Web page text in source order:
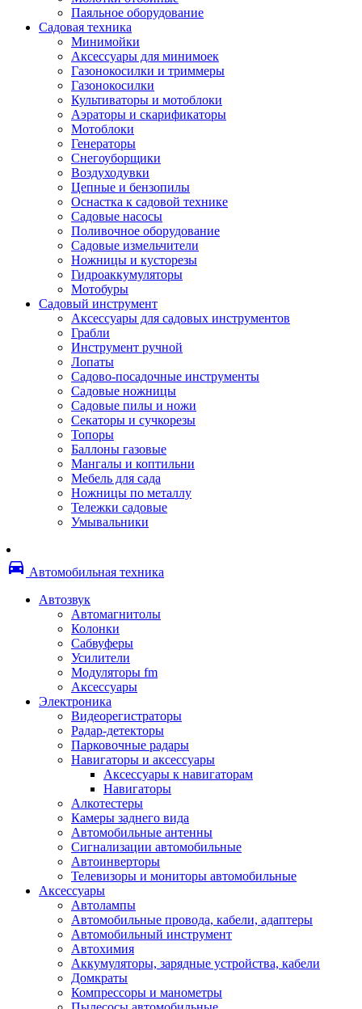
Компрессоры и манометры
Разветвители и адаптеры прикуривателя
Термохолодильники
Шумоизоляция
Щетки стеклоочистителей
Прочие аксессуары для автомобилей
Велосипеды и самокаты
Электротранспорт
Радиоуправляемые модели
Аксессуары для велосипедов
аксессуары для радиоуправляемых моделей
Расходные материалы
Бумага разная
Бумага для офисной техники
Бумага для профессиональной печати
Фотобумага
Наклейки
Термобумага
Бумага для факса
Пленка для печати
Пленка для ламинирования
Материалы для заправки
Чернила и заправки
Фотобарабаны
Оригинальные расходные материалы
Для лазерных устройств печати
Матричные картриджи
Опции
Струйные картриджи
Термопленки
Картриджи лазерные, тонер-картриджи
Лазерные оригинальные
Снпч
Струйные оригинальные
Материалы для переплета
Запчасти и другие расходные материалы
Автоподатчики
Блоки лазера
(памперс)
Валы переноса заряда/магнитные валы
Валы резиновые/тефлоновые
Втулки/подшипники/бушинги
Девелоперы
Дозирущие лезвия
Другие зип
Кабели
Крышки
Лампы
Лотки, кассеты
Моторы/двигатели/редукторы
Платы форматирования
Ракели
Ролики/наборы роликов/насадки
Сервисные наборы
Смазки
Паяльное оборудование
Садовая техника
Минимойки
Аксессуары для минимоек
Газонокосилки и триммеры
Газонокосилки
Культиваторы и мотоблоки
Аэраторы и скарификаторы
Мотоблоки
Генераторы
Снегоуборщики
Воздуходувки
Цепные и бензопилы
Оснастка к садовой технике
Садовые насосы
Поливочное оборудование
Садовые измельчители
Ножницы и кусторезы
Гидроаккумуляторы
Мотобуры
Садовый инструмент
Аксессуары для садовых инструментов
Грабли
Инструмент ручной
Лопаты
Садово-посадочные инструменты
Садовые ножницы
Садовые пилы и ножи
Секаторы и сучкорезы
Топоры
Баллоны газовые
Мангалы и коптильни
Мебель для сада
Ножницы по металлу
Тележки садовые
Умывальники
directions_car Автомобильная техника
Автозвук
Автомагнитолы
Колонки
Сабвуферы
Усилители
Модуляторы fm
Аксессуары
Электроника
Видеорегистраторы
Радар-детекторы
Парковочные радары
Навигаторы и аксессуары
Аксессуары к навигаторам
Навигаторы
Алкотестеры
Камеры заднего вида
Автомобильные антенны
Сигнализации автомобильные
Автоинверторы
Телевизоры и мониторы автомобильные
Аксессуары
Автолампы
Автомобильные провода, кабели, адаптеры
Автомобильный инструмент
Автохимия
Аккумуляторы, зарядные устройства, кабели
Домкраты
Компрессоры и манометры